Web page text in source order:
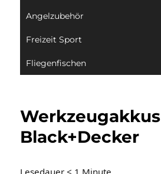
Angelzubehör
Freizeit Sport
Fliegenfischen
Werkzeugakkus
Black+Decker
Lesedauer < 1 Minute